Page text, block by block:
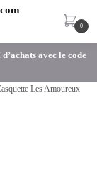
0
avec le code
Les Amoureux